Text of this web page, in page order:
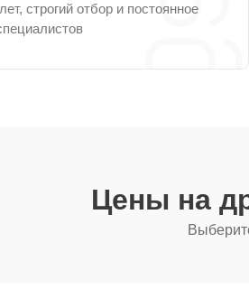
строгий отбор и постоянное
Цены на